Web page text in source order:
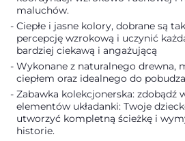
maluchów.
Ciepłe i jasne kolory, dobrane są
percepcję wzrokową i uczynić
bardziej ciekawą i angażującą
Wykonane z naturalnego drewna,
ciepłem oraz idealnego do
Zabawka kolekcjonerska: zdobądź
elementów układanki: Twoje
utworzyć kompletną ścieżkę i
historie.